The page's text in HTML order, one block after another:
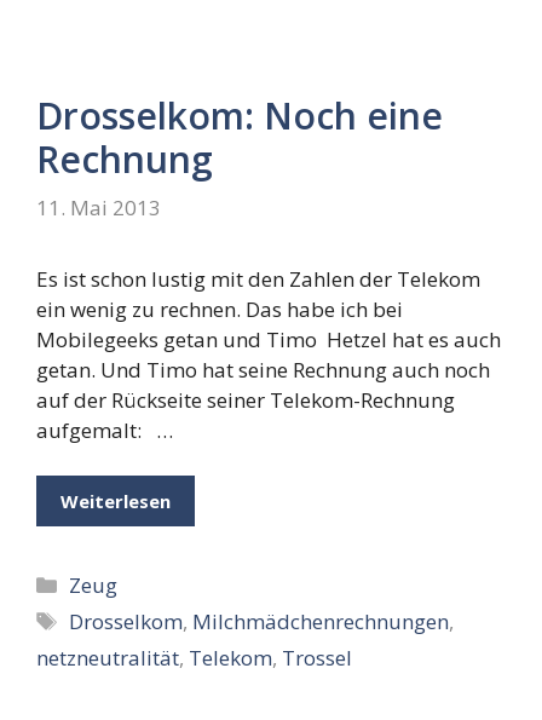
Drosselkom: Noch eine
Rechnung
11. Mai 2013
Es ist schon lustig mit den Zahlen der Telekom
ein wenig zu rechnen. Das habe ich bei
Mobilegeeks getan und Timo Hetzel hat es auch
getan. Und Timo hat seine Rechnung auch noch
auf der Rückseite seiner Telekom-Rechnung
aufgemalt: …
Weiterlesen
Kategorien
Zeug
Schlagwörter
Drosselkom, Milchmädchenrechnungen,
netzneutralität, Telekom, Trossel